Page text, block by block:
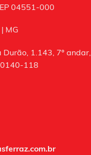
04551-000
| MG
Durão, 1.143, 7º andar,
118